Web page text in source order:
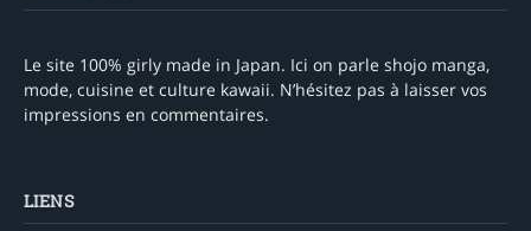
Le site 100% girly made in Japan. Ici on parle shojo manga,
mode, cuisine et culture kawaii. N’hésitez pas à laisser vos
impressions en commentaires.
LIENS